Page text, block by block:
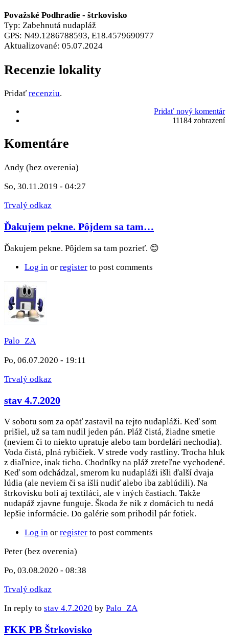
Považské Podhradie - štrkovisko
Typ: Zabehnutá nudapláž
GPS: N49.1286788593, E18.4579690977
Aktualizované: 05.07.2024
Recenzie lokality
Pridať recenziu.
Pridať nový komentár
11184 zobrazení
Komentáre
Andy (bez overenia)
So, 30.11.2019 - 04:27
Trvalý odkaz
Ďakujem pekne. Pôjdem sa tam…
Ďakujem pekne. Pôjdem sa tam pozrieť. 😊
Log in or register to post comments
Palo_ZA
Po, 06.07.2020 - 19:11
Trvalý odkaz
stav 4.7.2020
V sobotu som za opäť zastavil na tejto nudapláži. Keď som
prišiel, už sa tam nudil jeden pán. Pláž čistá, žiadne smetie
(neviem či to niekto upratuje alebo tam bordelári nechodia).
Voda čistá, plná rybičiek. V strede vody rastliny. Trocha hluk
z diaľnice, inak ticho. Chodníky na pláž zreteľne vychodené.
Keď som odchádzal, smerom ku nudapláži išli ďalší dvaja
lúdia (ale neviem či sa išli nudiť alebo iba zablúdili). Na
štrkovisku boli aj textiláci, ale v iných častiach. Takže
nudapáž zjavne funguje. Škoda že nik z domácich tu nedá
lepšie informácie. Do galérie som prihodil pár fotiek.
Log in or register to post comments
Peter (bez overenia)
Po, 03.08.2020 - 08:38
Trvalý odkaz
In reply to stav 4.7.2020 by Palo_ZA
FKK PB Štrkovisko